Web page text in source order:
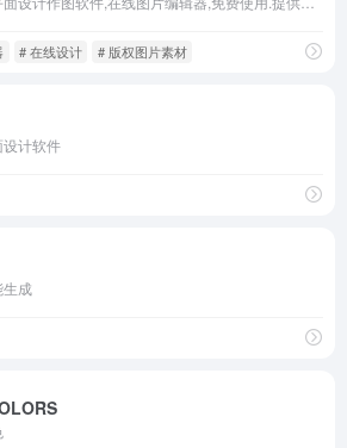
# 在线设计 # 版权图片素材
计软件
生成